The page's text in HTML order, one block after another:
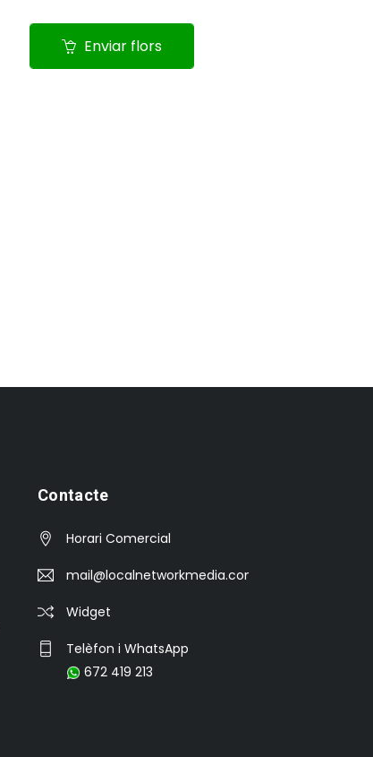
Enviar flors
Contacte
Horari Comercial
mail@localnetworkmedia.com
Widget
Telèfon i WhatsApp
672 419 213